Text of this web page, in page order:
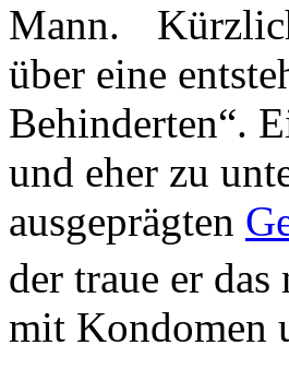
über eine
Behinderten“.
und eher zu
ausgeprägten
der traue er das
mit Kondomen